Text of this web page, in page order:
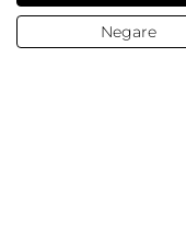
Negare